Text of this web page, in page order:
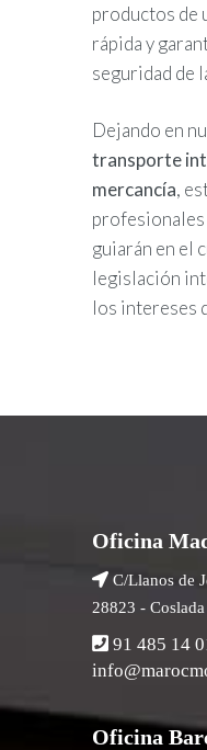
productos de
rápida y
seguridad de
Dejando en
transporte
mercancía,
guiarán en el
legislación
los intereses
Oficina
C/Llanos de
28823 -
91 485 14
Oficina